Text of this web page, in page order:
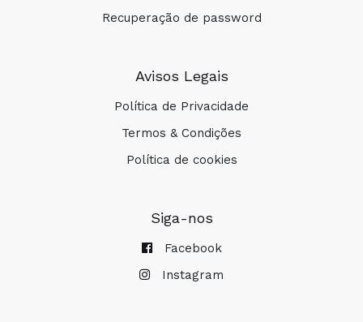
Recuperação de password
Avisos Legais
Política de Privacidade
Termos & Condições
Política de cookies
Siga-nos
Facebook
Instagram